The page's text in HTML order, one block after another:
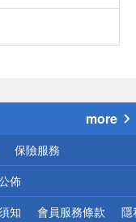
more
保險服務
佈
知 會員服務條款 隱